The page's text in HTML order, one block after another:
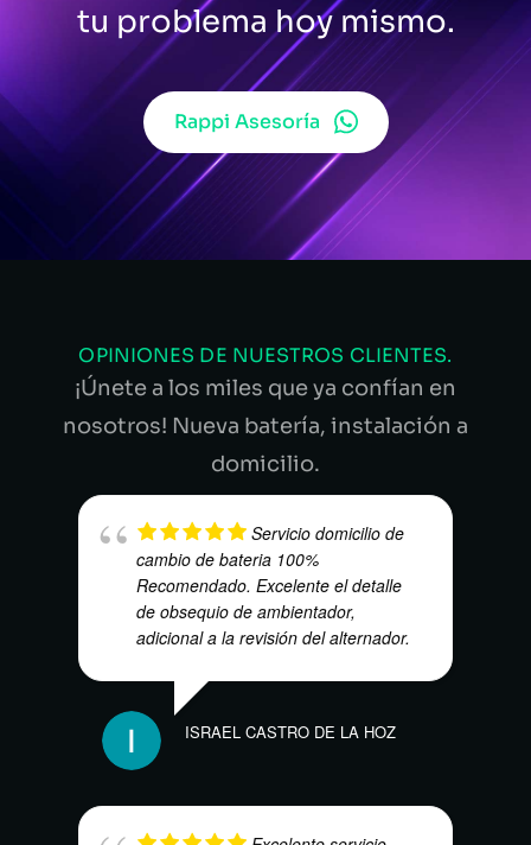
tu problema hoy mismo.
Rappi Asesoría
OPINIONES DE NUESTROS CLIENTES.
¡Únete a los miles que ya confían en
nosotros! Nueva batería, instalación a
domicilio.
Servicio domicilio de
cambio de bateria 100%
Recomendado. Excelente el detalle
de obsequio de ambientador,
adicional a la revisión del alternador.
ISRAEL CASTRO DE LA HOZ